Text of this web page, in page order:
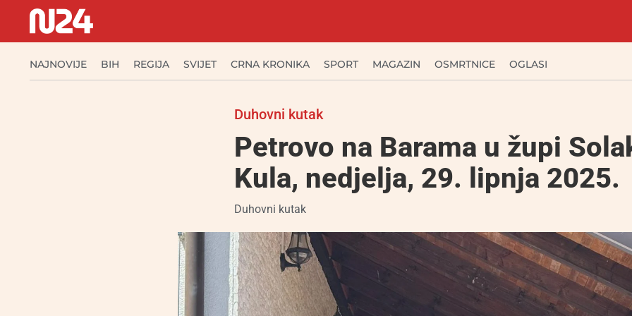
NAJNOVIJE BIH REGIJA SVIJET CRNA KRONIKA SPORT MAGAZIN OSMRTNICE OGLASI
Duhovni kutak
Petrovo na Barama u župi
Kula, nedjelja, 29. lipnja 2025.
Duhovni kutak